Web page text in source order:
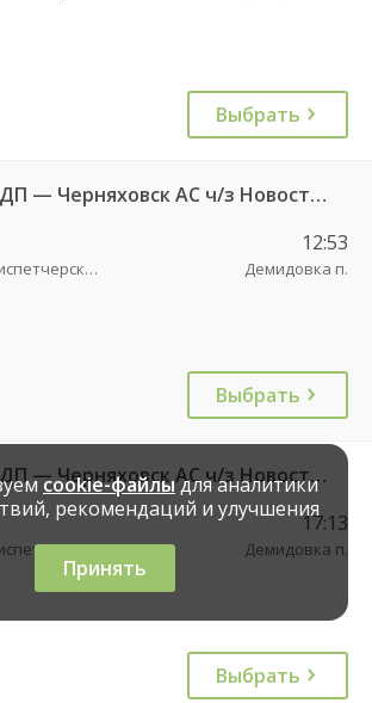
Выбрать
565А Озерск КДП — Черняховск АС ч/з Новостроево п.
Озерск Кассово-диспетчерский пункт
12:53
Демидовка п.
Выбрать
565А Озерск КДП — Черняховск АС ч/з Новостроево п.
Озерск Кассово-диспетчерский пункт
17:13
Демидовка п.
Выбрать
cookie-файлыдля аналитики
рекомендаций и улучшения
Принять